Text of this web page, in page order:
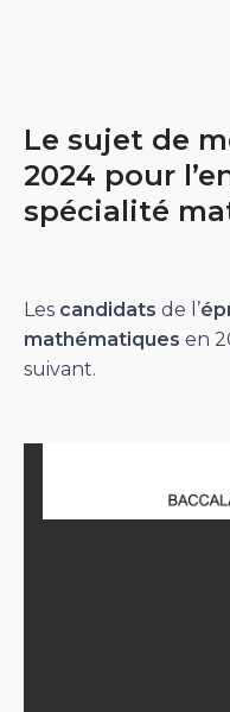
Le sujet de
2024 pour
spécialité
Les candidats de l’
mathématiques en
suivant.